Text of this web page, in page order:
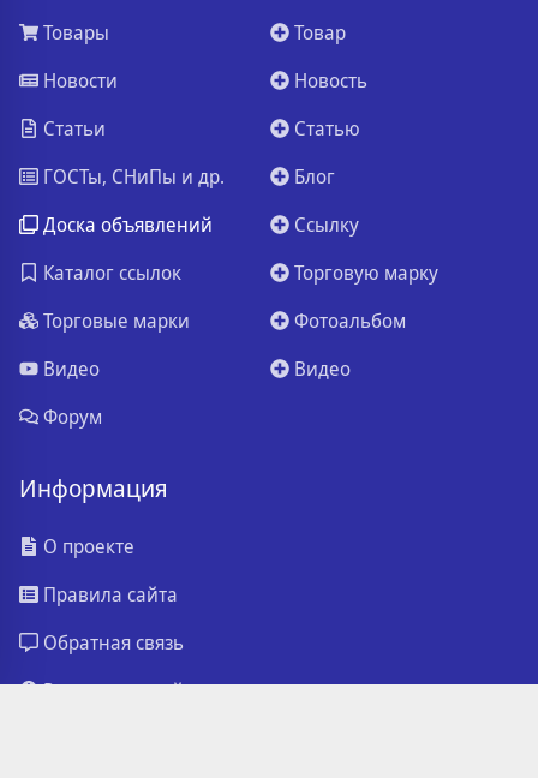
Товары
Новости
Статьи
ГОСТы, СНиПы и др.
Доска объявлений
Каталог ссылок
Торговые марки
Видео
Форум
Товар
Новость
Статью
Блог
Ссылку
Торговую марку
Фотоальбом
Видео
Информация
О проекте
Правила сайта
Обратная связь
Реклама на сайте